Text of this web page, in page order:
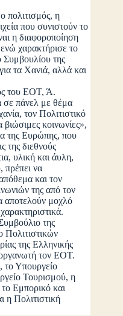
πολιτισμός, η
που συνιστούν το
η διαφοροποίηση
χαρακτήρισε το
της
τα Χανιά, αλλά και
του ΕΟΤ, Ά.
σε πάνελ με θέμα
τον Πολιτιστικό
βιώσιμες κοινωνίες»,
της Ευρώπης, που
της διεθνούς
υλική και άυλη,
πρέπει να
και τον
της από τον
αποτελούν μοχλό
της
Πολιτιστικών
της Ελληνικής
τον ΕΟΤ.
το Υπουργείο
Τουρισμού, η
Εμπορικό και
η Πολιτιστική